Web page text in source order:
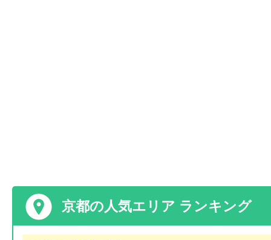
京都の人気エリア ランキング